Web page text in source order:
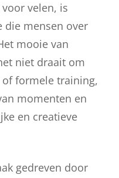
velen, is
die mensen over
mooie van
niet draait om
formele training,
momenten en
en creatieve
gedreven door